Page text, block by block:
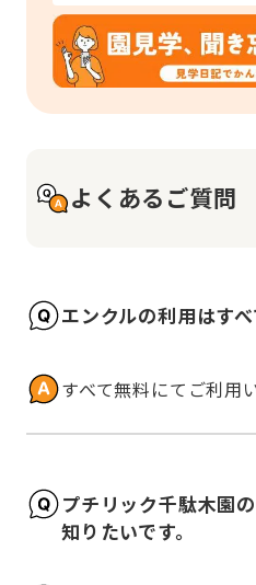
よくあるご質問
エンクルの利用はす
すべて無料にてご利用
プチリック千駄木園
知りたいです。